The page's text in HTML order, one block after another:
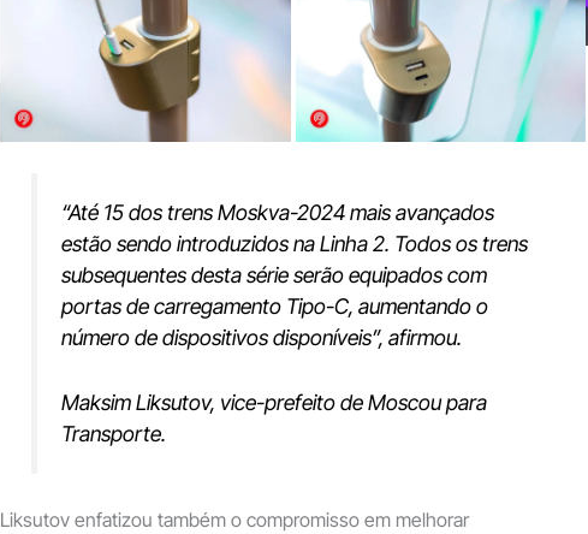
“Até 15 dos trens Moskva-2024 mais avançados
estão sendo introduzidos na Linha 2. Todos os trens
subsequentes desta série serão equipados com
portas de carregamento Tipo-C, aumentando o
número de dispositivos disponíveis”, afirmou.
Maksim Liksutov, vice-prefeito de Moscou para
Transporte.
Liksutov enfatizou também o compromisso em melhorar